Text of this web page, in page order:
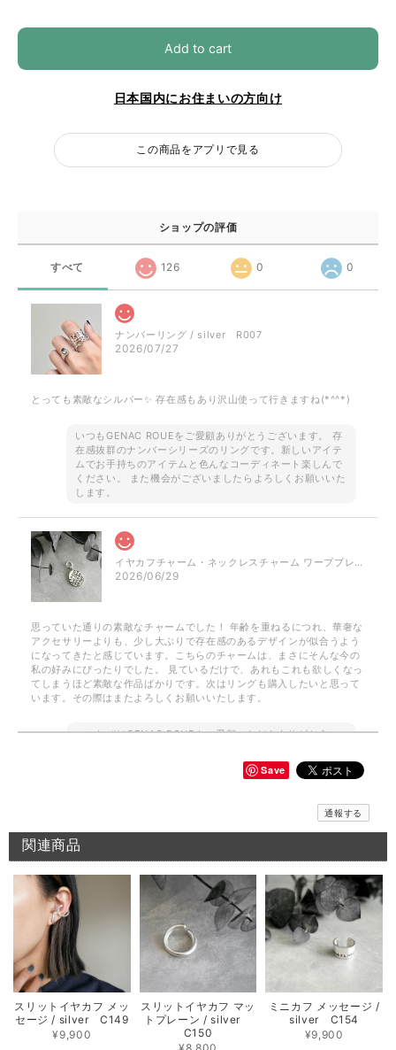
Add to cart
日本国内にお住まいの方向け
この商品をアプリで見る
ショップの評価
すべて 126 0 0
ナンバーリング / silver R007
2026/07/27
とっても素敵なシルバー✨ 存在感もあり沢山使って行きますね(*^^*)
いつもGENAC ROUEをご愛顧ありがとうございます。 存
在感抜群のナンバーシリーズのリングです。新しいアイテ
ムでお手持ちのアイテムと色んなコーディネート楽しんで
ください。 また機会がございましたらよろしくお願いいた
します。
イヤカフチャーム・ネックレスチャーム ワーププレート / silver NP023 P050
2026/06/29
思っていた通りの素敵なチャームでした！ 年齢を重ねるにつれ、華奢な
アクセサリーよりも、少し大ぶりで存在感のあるデザインが似合うよう
になってきたと感じています。こちらのチャームは、まさにそんな今の
私の好みにぴったりでした。 見ているだけで、あれもこれも欲しくなっ
てしまうほど素敵な作品ばかりです。次はリングも購入したいと思って
います。その際はまたよろしくお願いいたします。
このたびはGENAC ROUEをご愛顧いただきありがとうご
GENAC ROUEでは自分好みに重ね付けしてボリューム感
をプラス出来たり、ワンポイントでお手持ちのアイテムと
リングをお試しくださいませ。また、何かございましたら
メッセージバングル / silver B018
2026/06/10
期待通りのお品でとてもうれしいです 先月このシリーズのリングを横浜
で購入してとても気に入ったのでバングルも欲しくなりました 次回横浜
POP UPまで待てないのでこちらで購入出来て よかったです 孫がいる年
齢ですが、このリング＆バングルを身に付けて かっこいいBABA目指し
ます！
お気に召して頂き大変嬉しく思います。 横浜のイベントご
Save
通報する
関連商品
スリットイヤカフ メッ
セージ / silver C149
¥9,900
スリットイヤカフ マッ
トプレーン / silver
C150
ミニカフ メッセージ /
silver C154
¥9,900